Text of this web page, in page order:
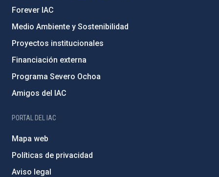
Forever IAC
Medio Ambiente y Sostenibilidad
Proyectos institucionales
Financiación externa
Programa Severo Ochoa
Amigos del IAC
PORTAL DEL IAC
Mapa web
Políticas de privacidad
Aviso legal